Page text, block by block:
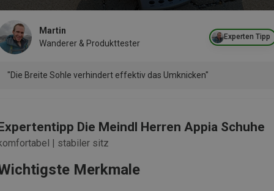
Experten Tipp
Martin
Wanderer & Produkttester
"Die Breite Sohle verhindert effektiv das Umknicken"
Die Meindl Herren Appia Schuhe
| stabiler sitz
Merkmale